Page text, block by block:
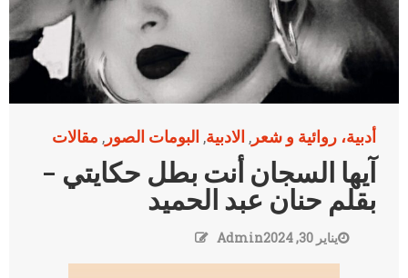
أدبية، روائية و شعر , الادبية, البومات الصور , مقالات
آيها السجان أنت بطل حكايتي –
بقلم حنان عبد الحميد
يناير 30, 2024 Admin